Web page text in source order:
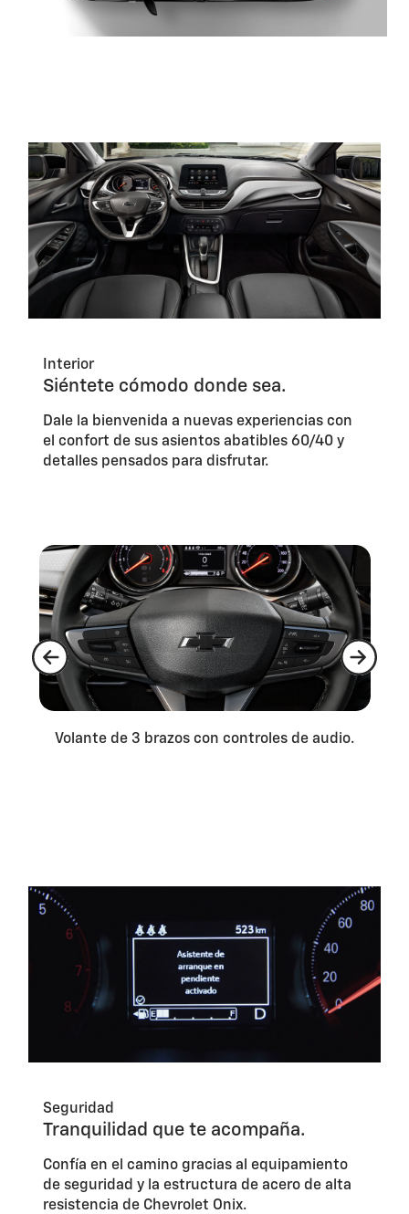
Interior
Siéntete cómodo donde sea.
Dale la bienvenida a nuevas experiencias con
el confort de sus asientos abatibles 60/40 y
detalles pensados para disfrutar.
Volante de 3 brazos con controles de audio.
Seguridad
Tranquilidad que te acompaña.
Confía en el camino gracias al equipamiento
de seguridad y la estructura de acero de alta
resistencia de Chevrolet Onix.